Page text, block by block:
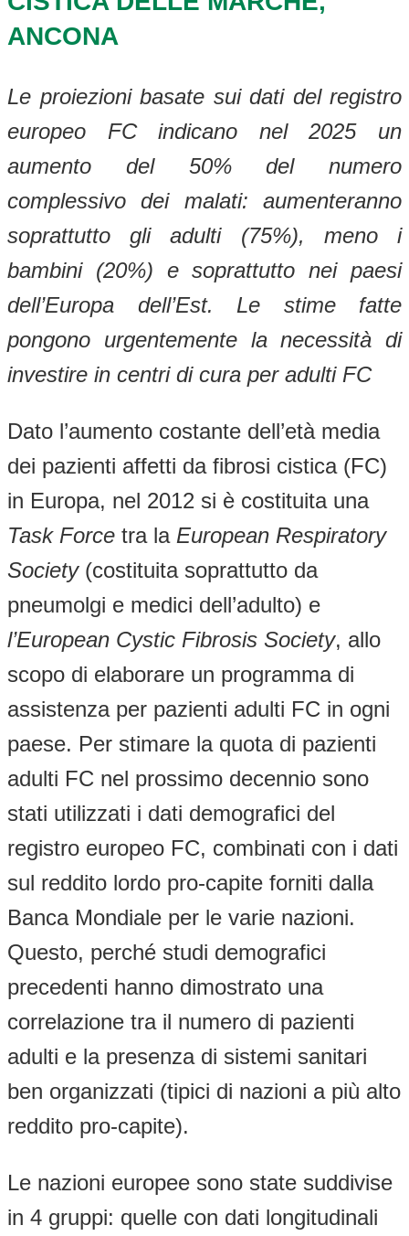
ANCONA
Le proiezioni basate sui dati del registro
europeo FC indicano nel 2025 un
aumento del 50% del numero
complessivo dei malati: aumenteranno
soprattutto gli adulti (75%), meno i
bambini (20%) e soprattutto nei paesi
dell’Europa dell’Est. Le stime fatte
pongono urgentemente la necessità di
investire in centri di cura per adulti FC
Dato l’aumento costante dell’età media
dei pazienti affetti da fibrosi cistica (FC)
in Europa, nel 2012 si è costituita una
Task Force tra la European Respiratory
Society(costituita soprattutto da
pneumolgi e medici dell’adulto) e
l’European Cystic Fibrosis Society, allo
scopo di elaborare un programma di
assistenza per pazienti adulti FC in ogni
paese. Per stimare la quota di pazienti
adulti FC nel prossimo decennio sono
stati utilizzati i dati demografici del
registro europeo FC, combinati con i dati
sul reddito lordo pro-capite forniti dalla
Banca Mondiale per le varie nazioni.
Questo, perché studi demografici
precedenti hanno dimostrato una
correlazione tra il numero di pazienti
adulti e la presenza di sistemi sanitari
ben organizzati (tipici di nazioni a più alto
reddito pro-capite).
Le nazioni europee sono state suddivise
in 4 gruppi: quelle con dati longitudinali